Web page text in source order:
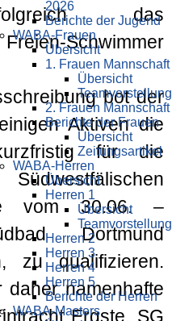
2026
Berichte der Jugend
WABA-Frauen
Übersicht
1. Frauen Mannschaft
Übersicht
Teamvorstellung
2. Frauen Mannschaft
Berichte der Frauen
Übersicht
Zeitungsartikel
WABA-Herren
Übersicht
Herren 1
Übersicht
Teamvorstellung
Herren 2
Herren 3
Herren 4
Herren 5
Berichte der Herren
WABA-Masters
das
Schwimmer
bot der
Aktiven die
für die
vom 30.06. –
Dortmund
zu qualifizieren.
namenhafte
Ergste, SG